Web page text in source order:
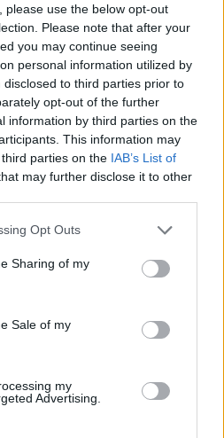
please use the below opt-out
Please note that after your
you may continue seeing
personal information utilized by
to third parties prior to
opt-out of the further
information by third parties on the
This information may
parties on the IAB’s List of
may further disclose it to other
Opt Outs
Sharing of my
Sale of my
my
Advertising.
στο Αλιβέρι της
σε Παναθηναϊκό,
και Βοϊβοντίνα. Ο
σεζόν αγωνιζόταν
καταγράφοντας 25
ο Βόλος